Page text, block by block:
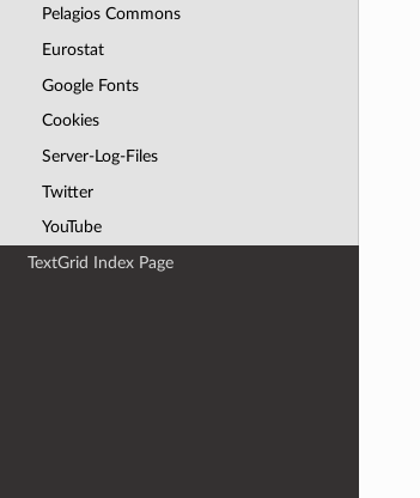
Pelagios Commons
Eurostat
Google Fonts
Cookies
Server-Log-Files
Twitter
YouTube
TextGrid Index Page